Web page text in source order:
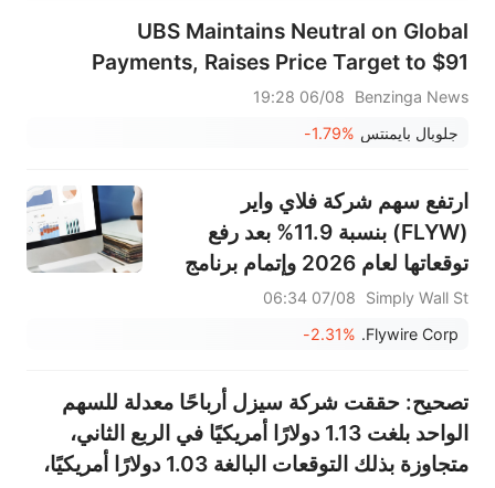
UBS Maintains Neutral on Global
Payments, Raises Price Target to $91
Benzinga News
06/08 19:28
جلوبال بايمنتس -1.79%
ارتفع سهم شركة فلاي واير
(FLYW) بنسبة 11.9% بعد رفع
توقعاتها لعام 2026 وإتمام برنامج
إعادة شراء أسهم رئيسي.
Simply Wall St
07/08 06:34
Flywire Corp.
-2.31%
تصحيح: حققت شركة سيزل أرباحًا معدلة للسهم
الواحد بلغت 1.13 دولارًا أمريكيًا في الربع الثاني،
متجاوزة بذلك التوقعات البالغة 1.03 دولارًا أمريكيًا،